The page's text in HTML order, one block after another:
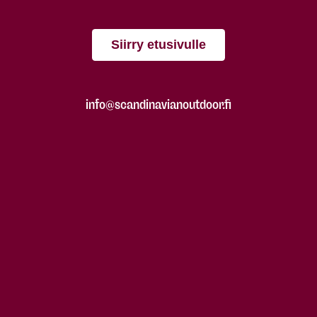
Siirry etusivulle
info@scandinavianoutdoor.fi